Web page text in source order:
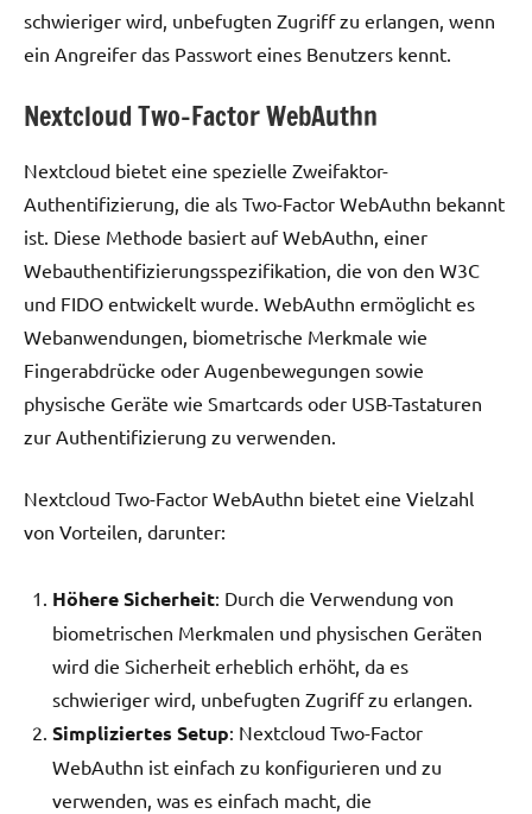
schwieriger wird, unbefugten Zugriff zu erlangen, wenn
ein Angreifer das Passwort eines Benutzers kennt.
Nextcloud Two-Factor WebAuthn
Nextcloud bietet eine spezielle Zweifaktor-
Authentifizierung, die als Two-Factor WebAuthn bekannt
ist. Diese Methode basiert auf WebAuthn, einer
Webauthentifizierungsspezifikation, die von den W3C
und FIDO entwickelt wurde. WebAuthn ermöglicht es
Webanwendungen, biometrische Merkmale wie
Fingerabdrücke oder Augenbewegungen sowie
physische Geräte wie Smartcards oder USB-Tastaturen
zur Authentifizierung zu verwenden.
Nextcloud Two-Factor WebAuthn bietet eine Vielzahl
von Vorteilen, darunter:
Höhere Sicherheit: Durch die Verwendung von
biometrischen Merkmalen und physischen Geräten
wird die Sicherheit erheblich erhöht, da es
schwieriger wird, unbefugten Zugriff zu erlangen.
Simpliziertes Setup: Nextcloud Two-Factor
WebAuthn ist einfach zu konfigurieren und zu
verwenden, was es einfach macht, die